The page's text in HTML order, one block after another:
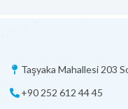
Taşyaka Mahallesi 203
+90 252 612 44 45